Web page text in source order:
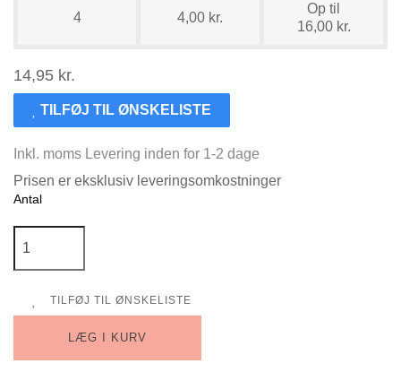
4 4,00 kr.
Op til
16,00 kr.
14,95 kr.
TILFØJ TIL ØNSKELISTE
Inkl. moms Levering inden for 1-2 dage
Prisen er eksklusiv leveringsomkostninger
Antal
TILFØJ TIL ØNSKELISTE
LÆG I KURV